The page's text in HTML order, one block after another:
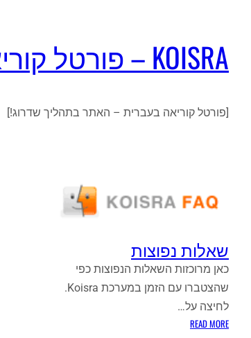
KOISRA – פורטל קוריאה בעברית
[פורטל קוריאה בעברית – האתר בתהליך שדרוג!]
שאלות נפוצות
כאן מרוכזות השאלות הנפוצות כפי
שהצטברו עם הזמן במערכת Koisra.
לחיצה על…
READ MORE
: